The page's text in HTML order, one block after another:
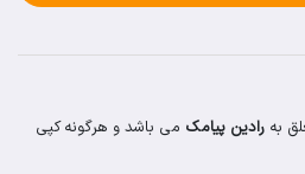
به رادین پیامک می باشد و هرگونه کپی